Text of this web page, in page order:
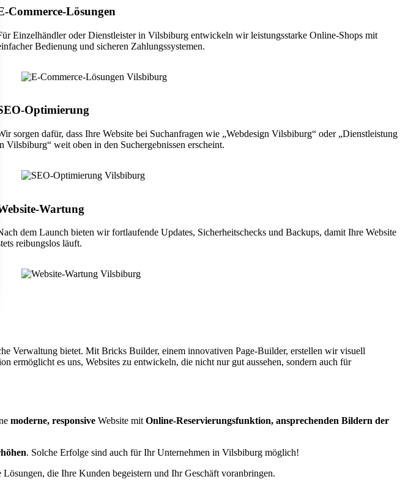
Commerce-Lösungen
Einzelhändler oder Dienstleister in Vilsbiburg entwickeln wir leistungsstarke Online-Shops mit
Bedienung und sicheren Zahlungssystemen.
Optimierung
sorgen dafür, dass Ihre Website bei Suchanfragen wie „Webdesign Vilsbiburg“ oder „Dienstleistung
Vilsbiburg“ weit oben in den Suchergebnissen erscheint.
Wartung
dem Launch bieten wir fortlaufende Updates, Sicherheitschecks und Backups, damit Ihre Website
reibungslos läuft.
Verwaltung bietet. Mit Bricks Builder, einem innovativen Page-Builder, erstellen wir visuell
ermöglicht es uns, Websites zu entwickeln, die nicht nur gut aussehen, sondern auch für
moderne, responsive Website mit Online-Reservierungsfunktion, ansprechenden Bildern der
. Solche Erfolge sind auch für Ihr Unternehmen in Vilsbiburg möglich!
die Ihre Kunden begeistern und Ihr Geschäft voranbringen.